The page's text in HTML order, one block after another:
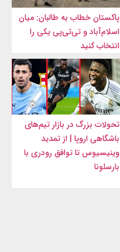
پاکستان خطاب به طالبان: میان
اسلام‌آباد و تی‌تی‌پی یکی را
انتخاب کنید
تحولات بزرگ در بازار تیم‌های
باشگاهی اروپا | از تمدید
وینیسیوس تا توافق رودری با
بارسلونا